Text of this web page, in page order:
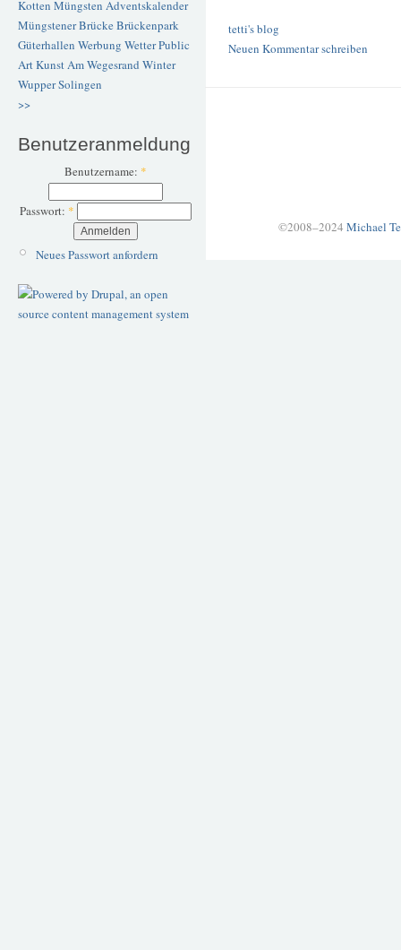
Kotten Müngsten Adventskalender
Müngstener BrückeBrückenpark
Güterhallen Werbung WetterPublic
ArtKunstAm Wegesrand Winter
WupperSolingen
>>
Benutzeranmeldung
Benutzername: *
Passwort: *
Neues Passwort anfordern
tetti's blog
Neuen Kommentar schreiben
©2008–2024 Michael